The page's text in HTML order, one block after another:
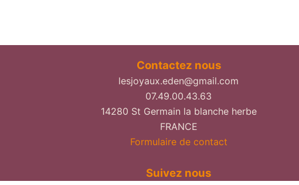
Contactez nous
lesjoyaux.eden@gmail.com
07.49.00.43.63
14280 St Germain la blanche herbe
FRANCE
Formulaire de contact
Suivez nous